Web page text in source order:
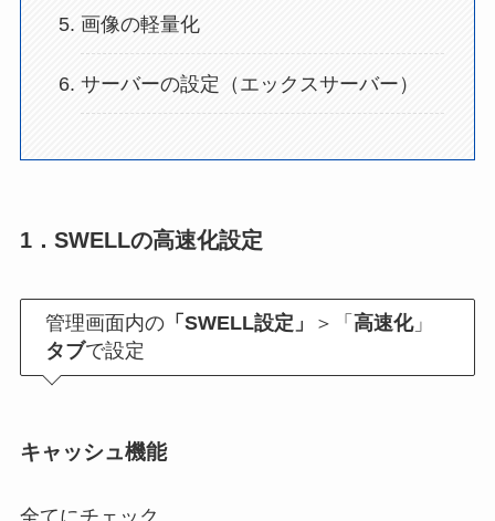
画像の軽量化
サーバーの設定（エックスサーバー）
1．SWELLの高速化設定
管理画面内の 「SWELL設定」 ＞「高速化」
タブで設定
キャッシュ機能
全てにチェック